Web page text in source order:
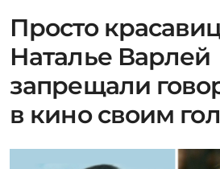
Просто
Наталье Варлей
запрещали
в кино своим